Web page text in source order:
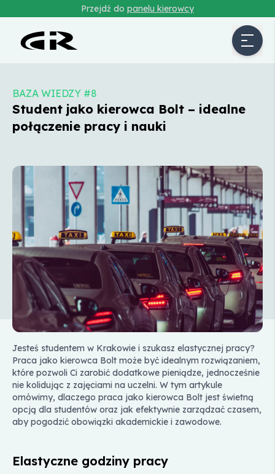
Przejdź do panelu kierowcy
BAZA WIEDZY #8
Student jako kierowca Bolt – idealne
połączenie pracy i nauki
Jesteś studentem w Krakowie i szukasz elastycznej pracy?
Praca jako kierowca Bolt może być idealnym rozwiązaniem,
które pozwoli Ci zarobić dodatkowe pieniądze, jednocześnie
nie kolidując z zajęciami na uczelni. W tym artykule
omówimy, dlaczego praca jako kierowca Bolt jest świetną
opcją dla studentów oraz jak efektywnie zarządzać czasem,
aby pogodzić obowiązki akademickie i zawodowe.
Elastyczne godziny pracy